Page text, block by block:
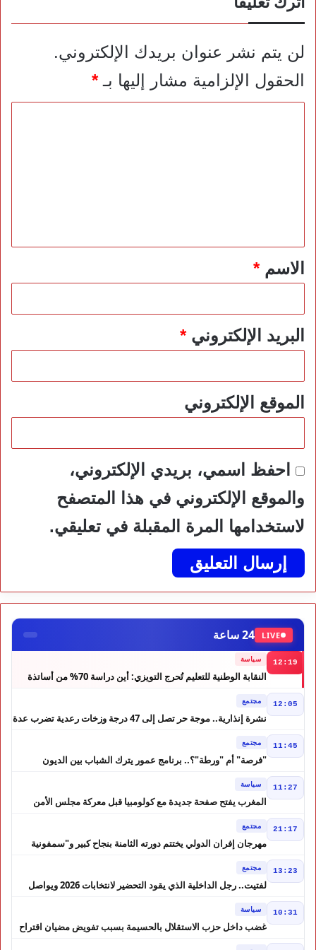
لن يتم نشر عنوان بريدك الإلكتروني.
الحقول الإلزامية مشار إليها بـ*
*الاسم*
البريد الإلكتروني*
الموقع الإلكتروني
احفظ اسمي، بريدي الإلكتروني،
والموقع الإلكتروني في هذا المتصفح
لاستخدامها المرة المقبلة في تعليقي.
LIVE 24 ساعة
12:19 سياسة
النقابة الوطنية للتعليم تُحرج التويزي: أين دراسة 70% من أساتذة
12:05 مجتمع
نشرة إنذارية.. موجة حر تصل إلى 47 درجة وزخات رعدية تضرب عدة
11:45 مجتمع
"فرصة" أم "ورطة"؟.. برنامج عمور يترك الشباب بين الديون
11:27 سياسة
المغرب يفتح صفحة جديدة مع كولومبيا قبل معركة مجلس الأمن
21:17 مجتمع
مهرجان إفران الدولي يختتم دورته الثامنة بنجاح كبير و"سمفونية
13:23 مجتمع
لفتيت.. رجل الداخلية الذي يقود التحضير لانتخابات 2026 ويواصل
10:31 سياسة
غضب داخل حزب الاستقلال بالحسيمة بسبب تفويض مضيان اقتراح